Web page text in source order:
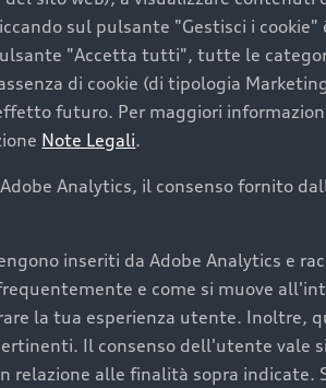
decisione che coniuga
inclusa e l’affidabilità del
di
prima di acquistare
contenuto corrisponde a uno
documentazione completa
sul pulsante "Gestisci i
"Accetta tutti", tutte le
di cookie (di tipologia
futuro. Per maggiori
Note Legali.
Analytics, il consenso fornito
inseriti da Adobe Analytics e
e come si muove
la tua esperienza utente. Inoltre,
Il consenso dell'utente vale
relazione alle finalità sopra indicate.